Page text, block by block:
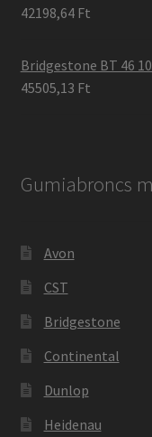
42198,64 Ft
Bridgestone BT 46
45505,13 Ft
Gumiabroncs
Avon
CST
Bridgestone
Continental
Dunlop
Heidenau